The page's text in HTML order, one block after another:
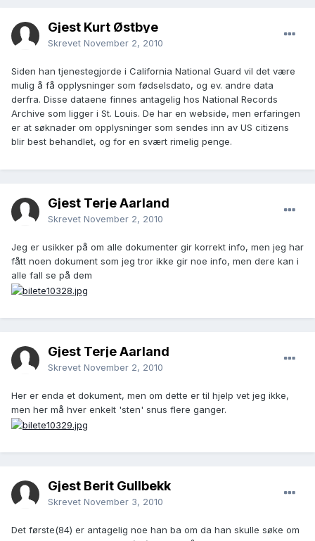
Gjest Kurt Østbye
Skrevet November 2, 2010
Siden han tjenestegjorde i California National Guard vil det være
mulig å få opplysninger som fødselsdato, og ev. andre data
derfra. Disse dataene finnes antagelig hos National Records
Archive som ligger i St. Louis. De har en webside, men erfaringen
er at søknader om opplysninger som sendes inn av US citizens
blir best behandlet, og for en svært rimelig penge.
Gjest Terje Aarland
Skrevet November 2, 2010
Jeg er usikker på om alle dokumenter gir korrekt info, men jeg har
fått noen dokument som jeg tror ikke gir noe info, men dere kan i
alle fall se på dem
Gjest Terje Aarland
Skrevet November 2, 2010
Her er enda et dokument, men om dette er til hjelp vet jeg ikke,
men her må hver enkelt 'sten' snus flere ganger.
Gjest Berit Gullbekk
Skrevet November 3, 2010
Det første(84) er antagelig noe han ba om da han skulle søke om